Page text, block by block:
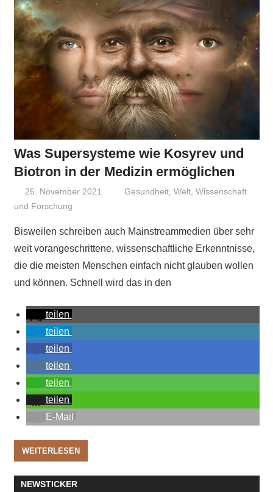
Was Supersysteme wie Kosyrev und
Biotron in der Medizin ermöglichen
26. November 2021 Niki Vogt
Gesundheit,Welt,Wissenschaft
und Forschung
Bisweilen schreiben auch Mainstreammedien über sehr
weit vorangeschrittene, wissenschaftliche Erkenntnisse,
die die meisten Menschen einfach nicht glauben wollen
und können. Schnell wird das in den
teilen
teilen
teilen
teilen
teilen
teilen
E-Mail
WEITERLESEN
NEWSTICKER